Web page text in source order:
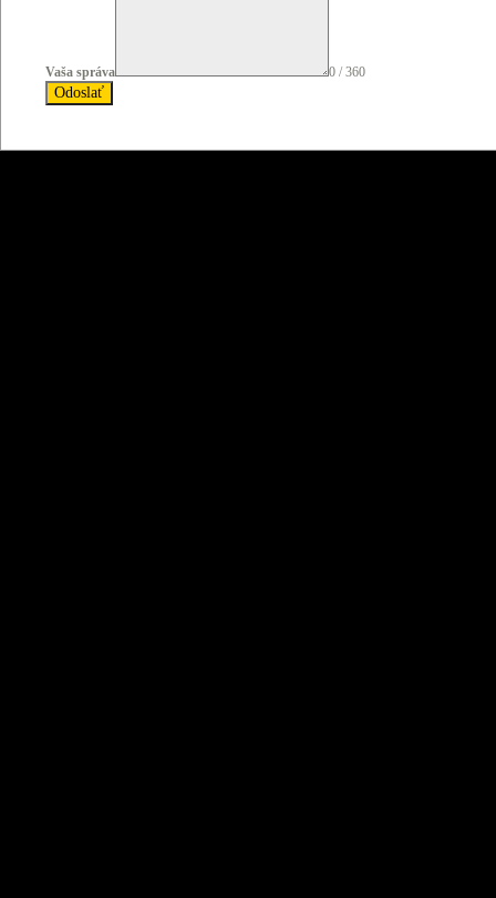
Vaša správa 0 / 360
Odoslať